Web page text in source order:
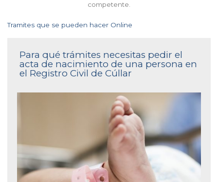
competente.
Tramites que se pueden hacer Online
Para qué trámites necesitas pedir el
acta de nacimiento de una persona en
el Registro Civil de Cúllar